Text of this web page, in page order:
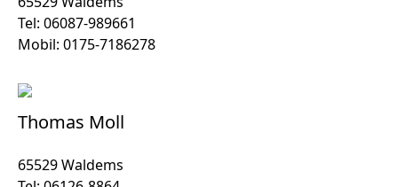
Tel: 06087-989661
Mobil: 0175-7186278
Thomas Moll
65529 Waldems